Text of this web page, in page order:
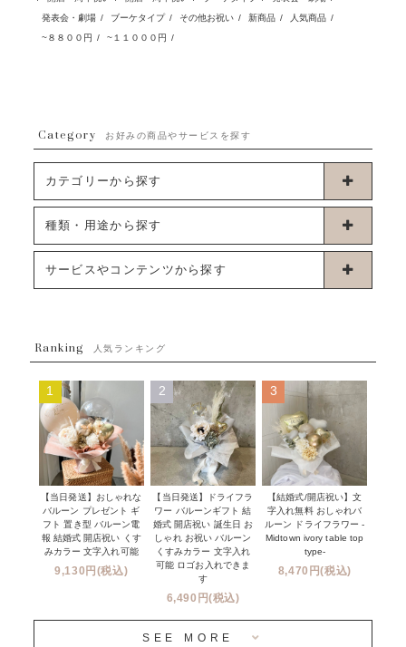
発表会・劇場 / ブーケタイプ / その他お祝い / 新商品 / 人気商品 /
~８８００円
/ ~１１０００円 /
Category お好みの商品やサービスを探す
カテゴリーから探す
卓上タイプバルーン
ブーケタイプバルーン
ムーンリットバルーン
コンフェッティバルーン
フリンジバルーン
デコレーションセット
プロップスバルーン
オプション
成人式・卒業式・入学式バルーンブーケ
種類・用途から探す
お誕生日
開店・周年祝い
発表会・劇場
その他お祝い
クリスマス
新商品
~３０００円
サービスやコンテンツから探す
発送について
Q&A
メッセージカード・電報について
オーダーメイドについて
セミオーダーについて
フリンジバルーンについて
コンフェッティバルーンについて
Ranking 人気ランキング
1
【当日発送】おしゃれな
バルーン プレゼント ギ
フト 置き型 バルーン電
報 結婚式 開店祝い くす
みカラー 文字入れ可能
9,130円(税込)
2
【当日発送】ドライフラ
ワー バルーンギフト 結
婚式 開店祝い 誕生日 お
しゃれ お祝い バルーン
くすみカラー 文字入れ
可能 ロゴお入れできま
す
6,490円(税込)
3
【結婚式/開店祝い】文
字入れ無料 おしゃれバ
ルーン ドライフラワー -
Midtown ivory table top
type-
8,470円(税込)
SEE MORE